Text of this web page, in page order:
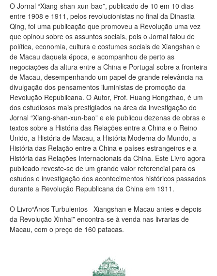
O Jornal “Xiang-shan-xun-bao”, publicado de 10 em 10 dias
entre 1908 e 1911, pelos revolucionistas no final da Dinastia
Qing, foi uma publicação que promoveu a Revolução uma vez
que opinou sobre os assuntos sociais, pois o Jornal falou de
política, economia, cultura e costumes sociais de Xiangshan e
de Macau daquela época, e acompanhou de perto as
negociações da altura entre a China e Portugal sobre a fronteira
de Macau, desempenhando um papel de grande relevância na
divulgação dos pensamentos iluministas de promoção da
Revolução Republicana. O Autor, Prof. Huang Hongzhao, é um
dos estudiosos mais prestigiados na área da investigação do
Jornal “Xiang-shan-xun-bao” e ele publicou dezenas de obras e
textos sobre a História das Relações entre a China e o Reino
Unido, a História de Macau, a História Moderna do Mundo, a
História das Relação entre a China e países estrangeiros e a
História das Relações Internacionais da China. Este Livro agora
publicado reveste-se de um grande valor referencial para os
estudos e investigação dos acontecimentos históricos passados
durante a Revolução Republicana da China em 1911.
O Livro“Anos Turbulentos –Xiangshan e Macau antes e depois
da Revolução Xinhai” encontra-se à venda nas livrarias de
Macau, com o preço de 160 patacas.